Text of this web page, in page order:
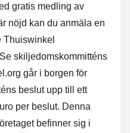
gratis medling av
nöjd kan du anmäla en
Thuiswinkel
Se skiljedomskommitténs
går i borgen för
beslut upp till ett
per beslut. Denna
befinner sig i